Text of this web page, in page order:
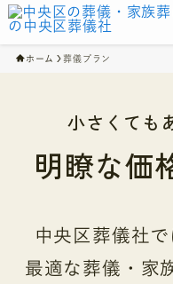
ホーム 葬儀プラン
小さくても
明瞭な価
中央区葬儀社
最適な葬儀・家